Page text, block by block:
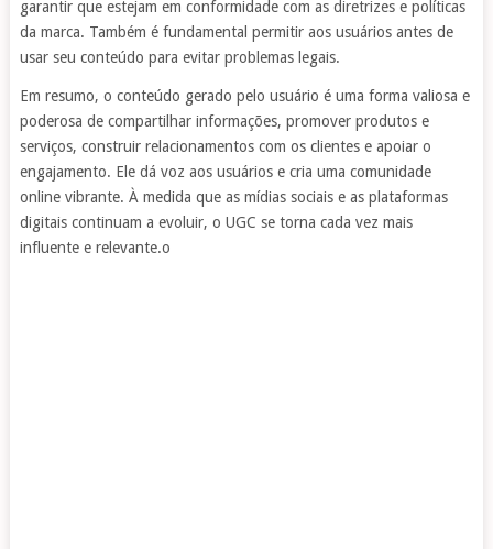
garantir que estejam em conformidade com as diretrizes e políticas
da marca. Também é fundamental permitir aos usuários antes de
usar seu conteúdo para evitar problemas legais.
Em resumo, o conteúdo gerado pelo usuário é uma forma valiosa e
poderosa de compartilhar informações, promover produtos e
serviços, construir relacionamentos com os clientes e apoiar o
engajamento. Ele dá voz aos usuários e cria uma comunidade
online vibrante. À medida que as mídias sociais e as plataformas
digitais continuam a evoluir, o UGC se torna cada vez mais
influente e relevante.o